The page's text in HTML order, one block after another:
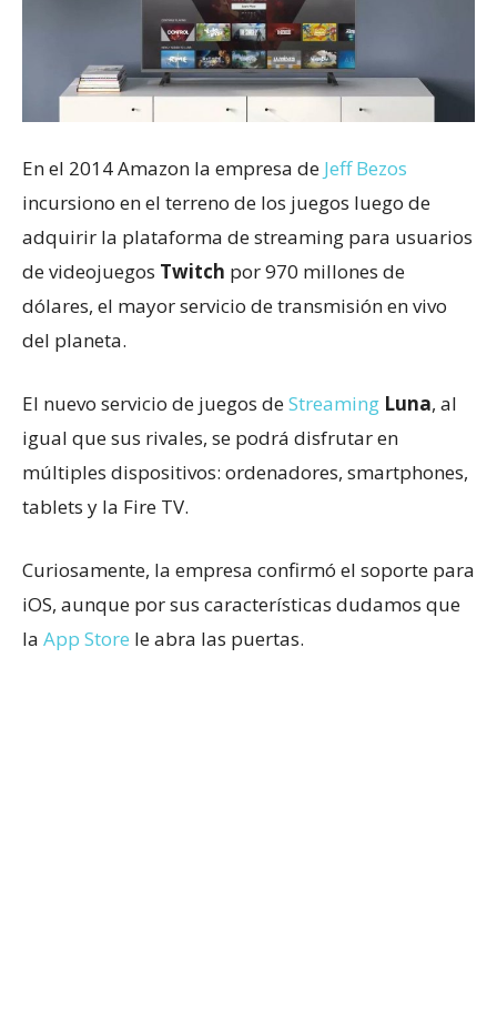
En el 2014 Amazon la empresa de Jeff Bezos
incursiono en el terreno de los juegos luego de
adquirir la plataforma de streaming para usuarios
de videojuegos Twitch por 970 millones de
dólares, el mayor servicio de transmisión en vivo
del planeta.
El nuevo servicio de juegos deStreaming Luna, al
igual que sus rivales, se podrá disfrutar en
múltiples dispositivos: ordenadores, smartphones,
tablets y la Fire TV.
Curiosamente, la empresa confirmó el soporte para
iOS, aunque por sus características dudamos que
la App Store le abra las puertas.